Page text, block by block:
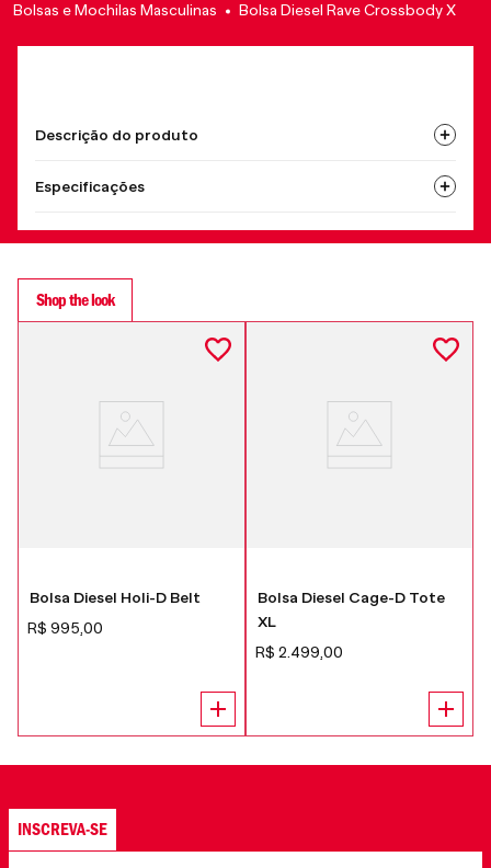
Bolsas e Mochilas Masculinas
Bolsa Diesel Rave Crossbody X
Descrição do produto
Especificações
Shop the look
Bolsa Diesel Holi-D Belt
R$ 995 00
Bolsa Diesel Cage-D Tote
XL
R$ 2 499 00
INSCREVA-SE